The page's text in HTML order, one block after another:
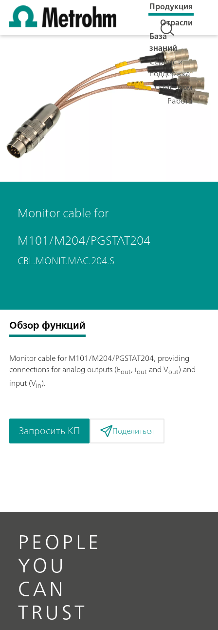
Продукция
Отрасли
База
знаний
Сервис и
поддержка
О Метром
Работа
Monitor cable for
M101/M204/PGSTAT204
CBL.MONIT.MAC.204.S
Обзор функций
Monitor cable for M101/M204/PGSTAT204, providing
connections for analog outputs (Eout, iout and Vout) and
input (Vin).
Запросить КП Поделиться
PEOPLE
YOU
CAN
TRUST